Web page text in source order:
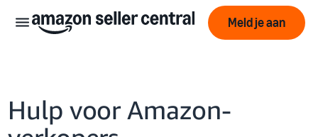
Meld je aan
Hulp voor Amazon-